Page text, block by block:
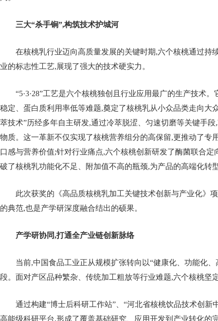
三大“杀手锏”,构筑技术护城河
在核桃乳行业迈向高质量发展的关键时期,六个核桃通过持
业的标志性工艺,展现了强大的技术硬实力。
“5·3·28”工艺是六个核桃独创且行业应用最广的生产技术
稳定、蛋白质利用率低等难题,奠定了核桃乳从小众品类走向大
萃技术”历经多年自主研发,通过冷萃脱涩、匀速切磨等关键手
物质。这一革新不仅实现了核桃营养组分的高保留,更推动了专
口感与营养价值;针对行业痛点,六个核桃创新研发了酶菌联合
破了核桃乳功能化不足、附加值不高的瓶颈,为产品的高端化转
此次获奖的《高品质核桃乳加工关键技术创新与产业化》
的典范,也是产学研深度融合结出的硕果。
产学研协同,打通全产业链创新脉络
当前,中国食品工业正从规模扩张转向以“健康化、功能化
段。面对产区品种繁杂、传统加工粗放等行业难题,六个核桃坚
通过构建“博士后科研工作站”、“河北省核桃饮品技术创新
高能级科研平台,形成了覆盖基础研究、应用开发到产业转化的